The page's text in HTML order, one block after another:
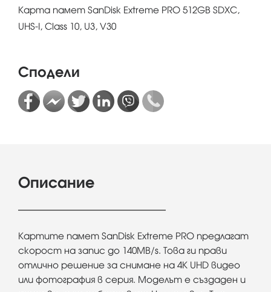
Карта памет SanDisk Extreme PRO 512GB SDXC,
UHS-I, Class 10, U3, V30
Сподели
Описание
Картите памет SanDisk Extreme PRO предлагат
скорост на запис до 140MB/s. Това ги прави
отлично решение за снимане на 4K UHD видео
или фотография в серия. Моделът е създаден и